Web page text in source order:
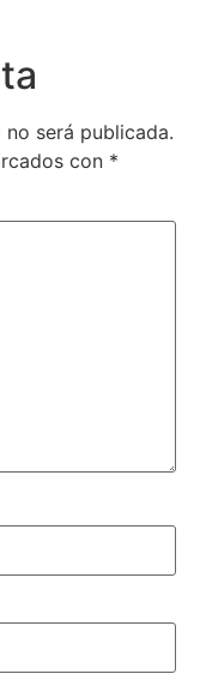
será publicada.
con *